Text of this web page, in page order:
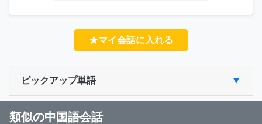
★マイ会話に入れる
ピックアップ単語
類似の中国語会話